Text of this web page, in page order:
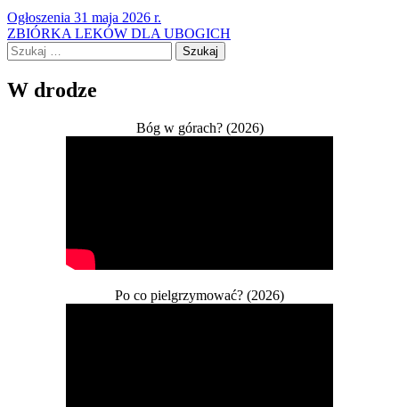
Nawigacja
wpisu
Ogłoszenia 31 maja 2026 r.
ZBIÓRKA LEKÓW DLA UBOGICH
Szukaj:
W drodze
Bóg w górach? (2026)
Po co pielgrzymować? (2026)